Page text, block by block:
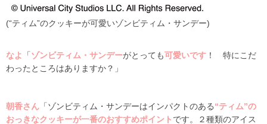
(“ティム”のクッキーが可愛いゾンビティム・サンデー)
なよ 「ゾンビティム・サンデーがとっても可愛いです ！ 特にこだ
わったところはありますか？」
朝香さん 「ゾンビティム・サンデーはインパクトのある“ティム”の
おっきなクッキーが一番のおすすめポイント です。２種類のアイス